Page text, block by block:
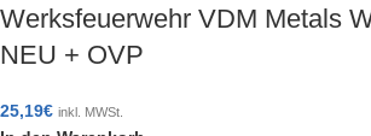
Werksfeuerwehr VDM Metals
NEU + OVP
25,19€ inkl. MWSt.